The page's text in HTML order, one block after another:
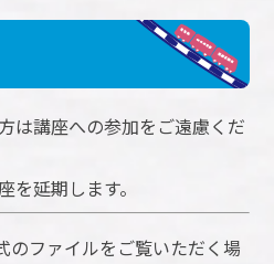
は講座への参加をご遠慮くだ
を延期します。
のファイルをご覧いただく場